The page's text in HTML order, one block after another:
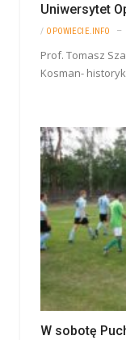
Uniwersytet
/ OPOWIECIE.INFO
Prof. Tomasz
Kosman-
W sobotę